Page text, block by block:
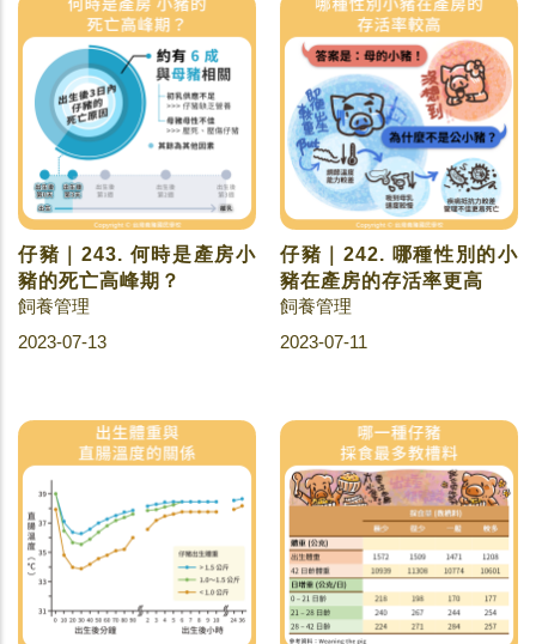
仔豬｜243. 何時是產房小
豬的死亡高峰期？
飼養管理
2023-07-13
仔豬｜242. 哪種性別的小
豬在產房的存活率更高
飼養管理
2023-07-11